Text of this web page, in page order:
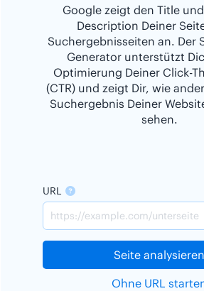
Google zeigt den Title
Description Deiner
Suchergebnisseiten an. Der
Generator unterstützt
Optimierung Deiner Click-
(CTR) und zeigt Dir, wie
Suchergebnis Deiner
sehen.
URL
Seite analysieren
Ohne URL